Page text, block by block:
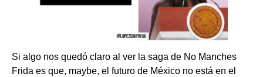
Si algo nos quedó claro al ver la saga de No Manches
Frida es que, maybe, el futuro de México no está en el